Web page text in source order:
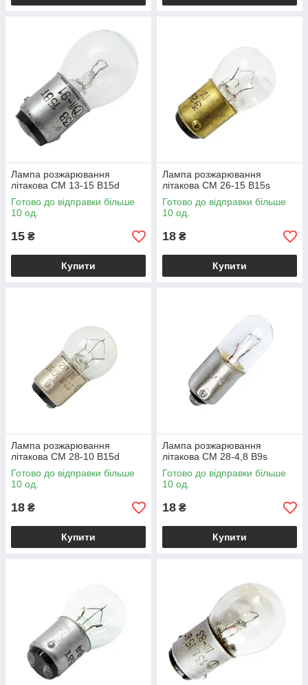
Лампа розжарювання
літакова СМ 13-15 B15d
Готово до відправки більше
10 од.
15 ₴
Купити
Лампа розжарювання
літакова СМ 26-15 B15s
Готово до відправки більше
10 од.
18 ₴
Купити
Лампа розжарювання
літакова СМ 28-10 B15d
Готово до відправки більше
10 од.
18 ₴
Купити
Лампа розжарювання
літакова СМ 28-4,8 B9s
Готово до відправки більше
10 од.
18 ₴
Купити